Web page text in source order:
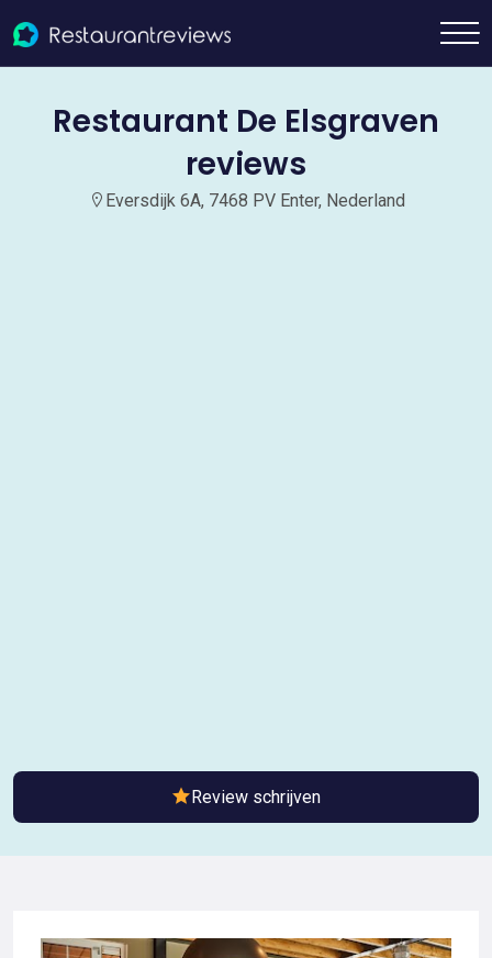
Restaurant De Elsgraven
reviews
Eversdijk 6A, 7468 PV Enter, Nederland
Review schrijven